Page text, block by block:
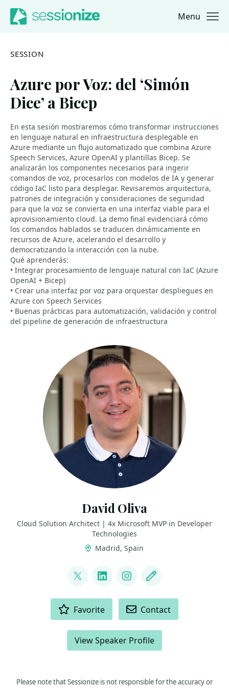
Jump to navigation
Jump to content Menu
SESSION
Azure por Voz: del ‘Simón
Dice’ a Bicep
En esta sesión mostraremos cómo transformar instrucciones
en lenguaje natural en infraestructura desplegable en
Azure mediante un flujo automatizado que combina Azure
Speech Services, Azure OpenAI y plantillas Bicep. Se
analizarán los componentes necesarios para ingerir
comandos de voz, procesarlos con modelos de IA y generar
código IaC listo para desplegar. Revisaremos arquitectura,
patrones de integración y consideraciones de seguridad
para que la voz se convierta en una interfaz viable para el
aprovisionamiento cloud. La demo final evidenciará cómo
los comandos hablados se traducen dinámicamente en
recursos de Azure, acelerando el desarrollo y
democratizando la interacción con la nube.
Qué aprenderás:
• Integrar procesamiento de lenguaje natural con IaC (Azure
OpenAI + Bicep)
• Crear una interfaz por voz para orquestar despliegues en
Azure con Speech Services
• Buenas prácticas para automatización, validación y control
del pipeline de generación de infraestructura
David Oliva
Cloud Solution Architect | 4x Microsoft MVP in Developer
Technologies
Madrid, Spain
@David_Oliva_85
LinkedInInstagram
Blog
Favorite Contact
View Speaker Profile
Please note that Sessionize is not responsible for the accuracy or